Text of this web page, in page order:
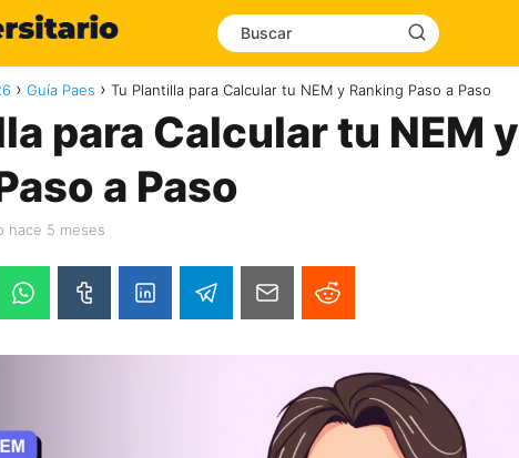
Guía Paes Tu Plantilla para Calcular tu NEM y Ranking Paso a Paso
para Calcular tu NEM y
a Paso
hace 5 meses